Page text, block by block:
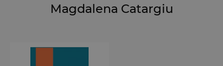
Magdalena Catargiu